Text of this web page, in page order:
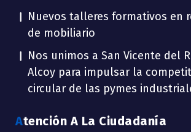
Nuevos talleres formativos en
de mobiliario
Nos unimos a San Vicente del
Alcoy para impulsar la
circular de las pymes
Atención A La Ciudadanía